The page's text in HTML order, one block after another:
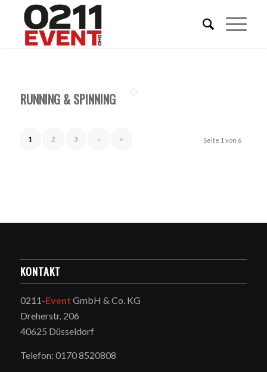
RUNNING & SPINNING
Seite 1 von 6
1 2 3 › »
KONTAKT
0211-Event GmbH & Co. KG
Dreherstr. 206
40625 Düsseldorf
Telefon: 0170 8520808